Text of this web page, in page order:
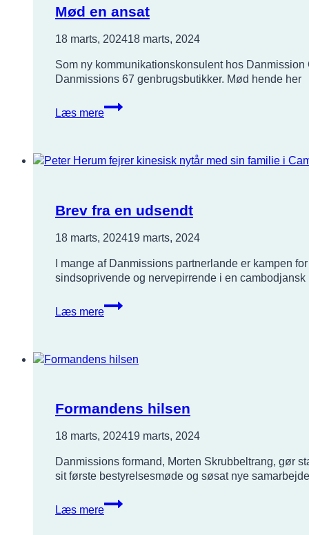
Mød
vores
partnere
Mød en ansat
18 marts, 202418 marts, 2024
Som ny kommunikationskonsulent hos
Danmissions 67 genbrugsbutikker. Mød hende her
Læs mere
Mød
en
Brev fra en udsendt
18 marts, 202419 marts, 2024
I mange af Danmissions partnerlande er kampen
sindsoprivende og nervepirrende i en
Læs mere
Brev
fra
Formandens hilsen
18 marts, 202419 marts, 2024
Danmissions formand, Morten Skrubbeltrang, gør
sit første bestyrelsesmøde og søsat nye
Læs mere
Formandens
hilsen